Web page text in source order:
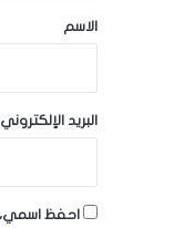
*
الاسم
البريد الإلكتروني
احفظ اسمي،